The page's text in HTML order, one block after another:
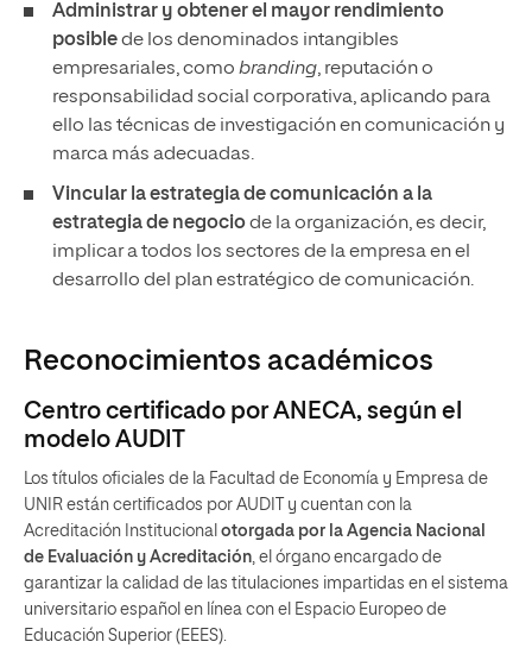
Administrar y obtener el mayor rendimiento
posiblede los denominados intangibles
empresariales, como branding, reputación o
responsabilidad social corporativa, aplicando para
ello las técnicas de investigación en comunicación y
marca más adecuadas.
Vincular la estrategia de comunicación a la
estrategia de negociode la organización, es decir,
implicar a todos los sectores de la empresa en el
desarrollo del plan estratégico de comunicación.
Reconocimientos académicos
Centro certificado por ANECA, según el
modelo AUDIT
Los títulos oficiales de la Facultad de Economía y Empresa de
UNIR están certificados por AUDIT y cuentan con la
Acreditación Institucional otorgada por la Agencia Nacional
de Evaluación y Acreditación , el órgano encargado de
garantizar la calidad de las titulaciones impartidas en el sistema
universitario español en línea con el Espacio Europeo de
Educación Superior (EEES).